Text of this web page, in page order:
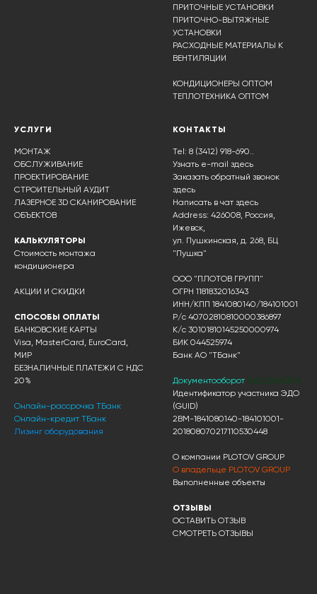
ПРИТОЧНЫЕ УСТАНОВКИ
ПРИТОЧНО-ВЫТЯЖНЫЕ
УСТАНОВКИ
РАСХОДНЫЕ МАТЕРИАЛЫ К
ВЕНТИЛЯЦИИ
КОНДИЦИОНЕРЫ ОПТОМ
ТЕПЛОТЕХНИКА ОПТОМ
УСЛУГИ
МОНТАЖ
ОБСЛУЖИВАНИЕ
ПРОЕКТИРОВАНИЕ
СТРОИТЕЛЬНЫЙ АУДИТ
ЛАЗЕРНОЕ 3D СКАНИРОВАНИЕ
ОБЪЕКТОВ
КАЛЬКУЛЯТОРЫ
Стоимость монтажа
кондиционера
АКЦИИ И СКИДКИ
СПОСОБЫ ОПЛАТЫ
БАНКОВСКИЕ КАРТЫ
Visa, MasterCard, EuroCard,
МИР
БЕЗНАЛИЧНЫЕ ПЛАТЕЖИ С НДС
20%
Онлайн-рассрочка ТБанк
Онлайн-кредит ТБанк
Лизинг оборудования
КОНТАКТЫ
Tel: 8 (3412) 918-690..
Узнать e-mail здесь
Заказать обратный звонок
здесь
Написать в чат здесь
Address: 426008, Россия,
Ижевск,
ул. Пушкинская, д. 268, БЦ
"Пушка"
ООО "ПЛОТОВ ГРУПП"
ОГРН 1181832016343
ИНН/КПП 1841080140/184101001
Р/с 40702810810000386897
К/с 30101810145250000974
БИК 044525974
Банк АО "ТБанк"
Документооборот ЭДО ДИАДОК
Идентификатор участника ЭДО
(GUID)
2BM-1841080140-184101001-
201808070217110530448
О компании PLOTOV GROUP
О владельце PLOTOV GROUP
Выполненные объекты
ОТЗЫВЫ
ОСТАВИТЬ ОТЗЫВ
СМОТРЕТЬ ОТЗЫВЫ